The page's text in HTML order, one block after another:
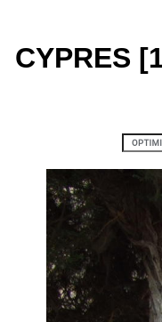
CYPRES